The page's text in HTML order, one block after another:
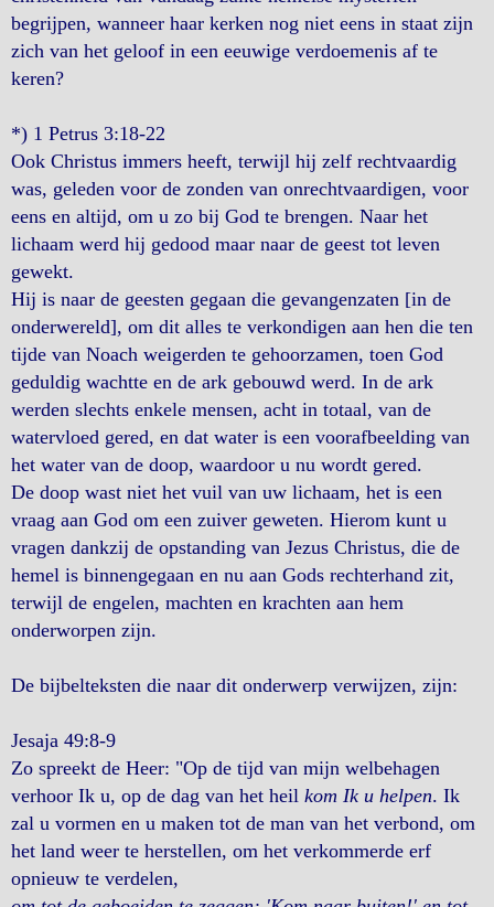
begrijpen, wanneer haar kerken nog niet eens in staat zijn
zich van het geloof in een eeuwige verdoemenis af te
keren?
*) 1 Petrus 3:18-22
Ook Christus immers heeft, terwijl hij zelf rechtvaardig
was, geleden voor de zonden van onrechtvaardigen, voor
eens en altijd, om u zo bij God te brengen. Naar het
lichaam werd hij gedood maar naar de geest tot leven
gewekt.
Hij is naar de geesten gegaan die gevangenzaten [in de
onderwereld], om dit alles te verkondigen aan hen die ten
tijde van Noach weigerden te gehoorzamen, toen God
geduldig wachtte en de ark gebouwd werd. In de ark
werden slechts enkele mensen, acht in totaal, van de
watervloed gered, en dat water is een voorafbeelding van
het water van de doop, waardoor u nu wordt gered.
De doop wast niet het vuil van uw lichaam, het is een
vraag aan God om een zuiver geweten. Hierom kunt u
vragen dankzij de opstanding van Jezus Christus, die de
hemel is binnengegaan en nu aan Gods rechterhand zit,
terwijl de engelen, machten en krachten aan hem
onderworpen zijn.
De bijbelteksten die naar dit onderwerp verwijzen, zijn:
Jesaja 49:8-9
Zo spreekt de Heer: "Op de tijd van mijn welbehagen
verhoor Ik u, op de dag van het heil kom Ik u helpen. Ik
zal u vormen en u maken tot de man van het verbond, om
het land weer te herstellen, om het verkommerde erf
opnieuw te verdelen,